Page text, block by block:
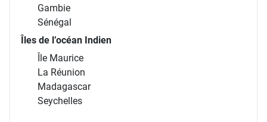
Gambie
Sénégal
Îles de l’océan Indien
Île Maurice
La Réunion
Madagascar
Seychelles